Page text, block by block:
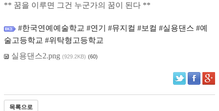
** 꿈을 이루면 그건 누군가의 꿈이 된다 **
#한국연예예술학교 #연기 #뮤지컬 #보컬 #실용댄스 #예
술고등학교 #위탁형고등학교
실용댄스2.png (929.2KB) (60)
목록으로